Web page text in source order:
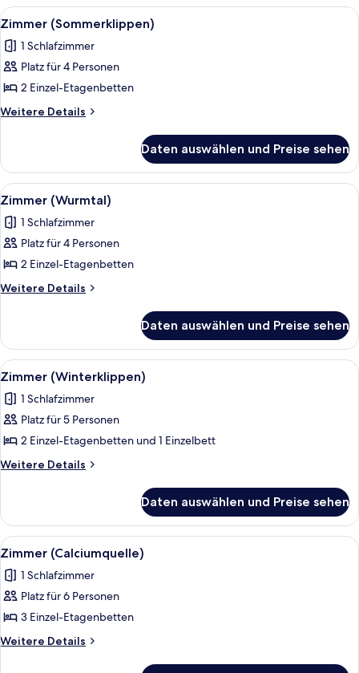
Alle
Fotos
für
Zimmer
(Sommerklippen)
anzeigen
Zimmer (Sommerklippen) |
3
Zimmer (Sommerklippen)
1 Schlafzimmer
Platz für 4 Personen
2 Einzel-Etagenbetten
Weitere Details
Weitere
(Sommerklippen)
Daten auswählen und Preise sehen
Alle
Fotos
für
Zimmer
(Wurmtal)
anzeigen
2
Zimmer (Wurmtal)
1 Schlafzimmer
Platz für 4 Personen
2 Einzel-Etagenbetten
Weitere Details
Weitere
(Wurmtal)
Daten auswählen und Preise sehen
Alle
Fotos
für
Zimmer
(Winterklippen)
anzeigen
Zimmer (Winterklippen) | Bettwäsche
2
Zimmer (Winterklippen)
1 Schlafzimmer
Platz für 5 Personen
2 Einzel-Etagenbetten und 1 Einzelbett
Weitere Details
Weitere
(Winterklippen)
Daten auswählen und Preise sehen
Alle
Fotos
für
Zimmer
(Calciumquelle)
anzeigen
Zimmer (Calciumquelle) | Bettwäsche
2
Zimmer (Calciumquelle)
1 Schlafzimmer
Platz für 6 Personen
3 Einzel-Etagenbetten
Weitere Details
Weitere